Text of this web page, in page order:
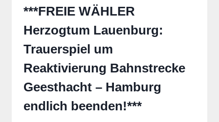
LAUENBURG
BEGRÜSSEN E
NTSCHEIDUNG D
ES L
ANDTAGES+++
***FREIE WÄHLER
Herzogtum Lauenburg:
Trauerspiel um
Reaktivierung Bahnstrecke
Geesthacht – Hamburg
endlich beenden!***